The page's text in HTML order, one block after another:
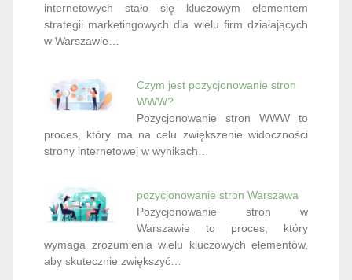
internetowych stało się kluczowym elementem
strategii marketingowych dla wielu firm działających
w Warszawie…
Czym jest pozycjonowanie stron
WWW?
Pozycjonowanie stron WWW to
proces, który ma na celu zwiększenie widoczności
strony internetowej w wynikach…
pozycjonowanie stron Warszawa
Pozycjonowanie stron w
Warszawie to proces, który
wymaga zrozumienia wielu kluczowych elementów,
aby skutecznie zwiększyć…